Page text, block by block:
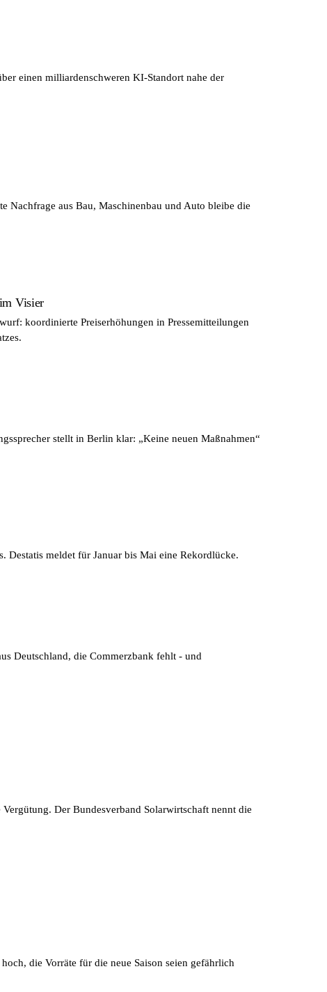
einen milliardenschweren KI-Standort nahe der
Nachfrage aus Bau, Maschinenbau und Auto bleibe die
Visier
koordinierte Preiserhöhungen in Pressemitteilungen
stellt in Berlin klar: „Keine neuen Maßnahmen“
Destatis meldet für Januar bis Mai eine Rekordlücke.
Deutschland, die Commerzbank fehlt - und
Der Bundesverband Solarwirtschaft nennt die
die Vorräte für die neue Saison seien gefährlich